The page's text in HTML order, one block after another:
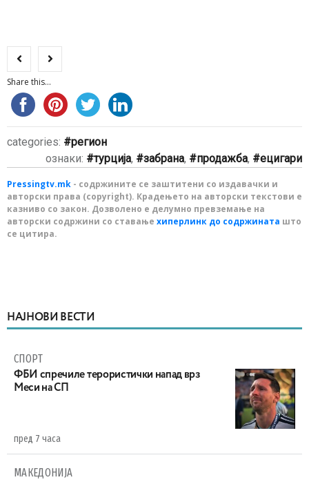
Share this...
categories:
регион
ознаки:
турција, забрана, продажба, ецигари
Pressingtv.mk - содржините се заштитени со издавачки и
авторски права (copyright). Крадењето на авторски текстови е
казниво со закон. Дозволено е делумно превземање на
авторски содржини со ставање хиперлинк до содржината што
се цитира.
НАЈНОВИ ВЕСТИ
СПОРТ
ФБИ спречиле терористички напад врз
Меси на СП
пред 7 часа
МАКЕДОНИЈА